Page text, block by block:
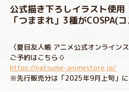
公式描き下ろしイラスト使用
「つままれ」3種がCOSPA(
〈夏目友人帳 アニメ公式オンライン
ご予約はこちら⇩
https://natsume-animestore.jp/
※先行販売分は「2025年9月上旬」